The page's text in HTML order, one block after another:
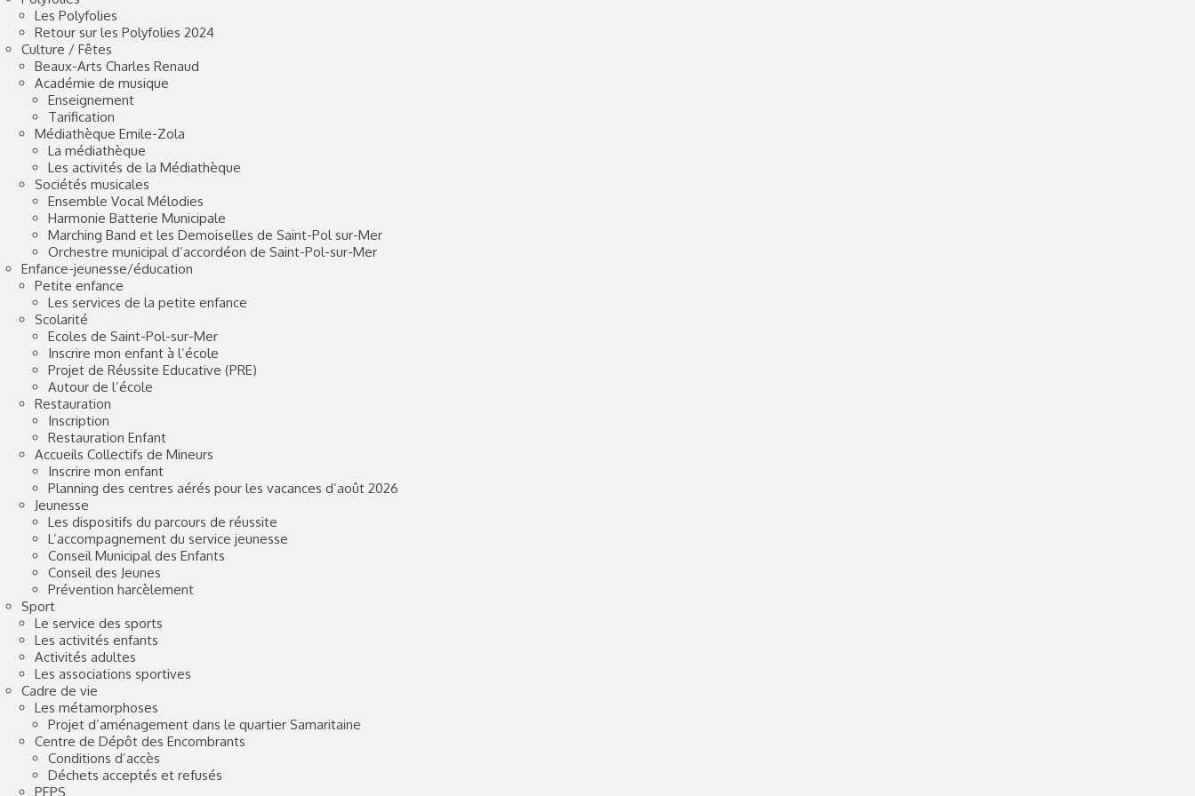
Les Polyfolies
Retour sur les Polyfolies 2024
Culture / Fêtes
Beaux-Arts Charles Renaud
Académie de musique
Enseignement
Tarification
Médiathèque Emile-Zola
La médiathèque
Les activités de la Médiathèque
Sociétés musicales
Ensemble Vocal Mélodies
Harmonie Batterie Municipale
Marching Band et les Demoiselles de Saint-Pol sur-Mer
Orchestre municipal d’accordéon de Saint-Pol-sur-Mer
Enfance-jeunesse/éducation
Petite enfance
Les services de la petite enfance
Scolarité
Ecoles de Saint-Pol-sur-Mer
Inscrire mon enfant à l’école
Projet de Réussite Educative (PRE)
Autour de l’école
Restauration
Inscription
Restauration Enfant
Accueils Collectifs de Mineurs
Inscrire mon enfant
Planning des centres aérés pour les vacances d’août 2026
Jeunesse
Les dispositifs du parcours de réussite
L’accompagnement du service jeunesse
Conseil Municipal des Enfants
Conseil des Jeunes
Prévention harcèlement
Sport
Le service des sports
Les activités enfants
Activités adultes
Les associations sportives
Cadre de vie
Les métamorphoses
Projet d’aménagement dans le quartier Samaritaine
Centre de Dépôt des Encombrants
Conditions d’accès
Déchets acceptés et refusés
PEPS